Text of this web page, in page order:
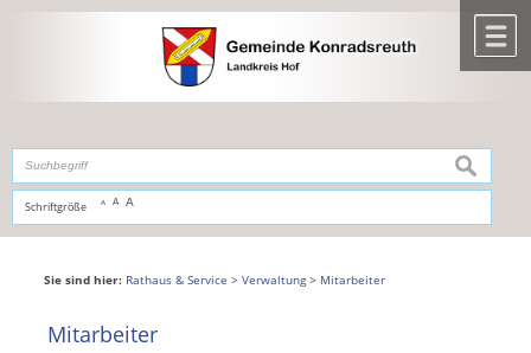
,zur Navigationoderzur Startseitespringen.
Schriftgröße A A A
suchen
Sie sind hier: Rathaus & Service > Verwaltung> Mitarbeiter
Mitarbeiter